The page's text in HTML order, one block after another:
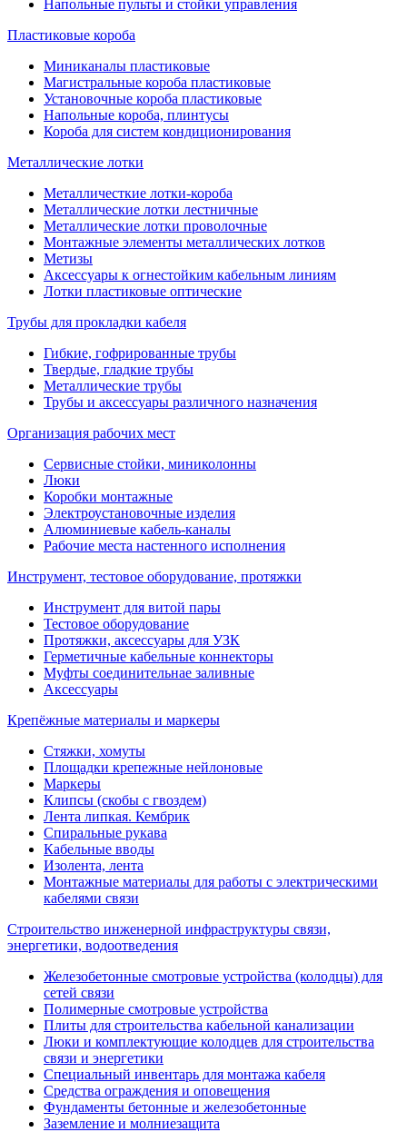
Напольные пульты и стойки управления
Пластиковые короба
Миниканалы пластиковые
Магистральные короба пластиковые
Установочные короба пластиковые
Напольные короба, плинтусы
Короба для систем кондиционирования
Металлические лотки
Металличесткие лотки-короба
Металлические лотки лестничные
Металлические лотки проволочные
Монтажные элементы металлических лотков
Метизы
Аксессуары к огнестойким кабельным линиям
Лотки пластиковые оптические
Трубы для прокладки кабеля
Гибкие, гофрированные трубы
Твердые, гладкие трубы
Металлические трубы
Трубы и аксессуары различного назначения
Организация рабочих мест
Сервисные стойки, миниколонны
Люки
Коробки монтажные
Электроустановочные изделия
Алюминиевые кабель-каналы
Рабочие места настенного исполнения
Инструмент, тестовое оборудование, протяжки
Инструмент для витой пары
Тестовое оборудование
Протяжки, аксессуары для УЗК
Герметичные кабельные коннекторы
Муфты соединительнае заливные
Аксессуары
Крепёжные материалы и маркеры
Стяжки, хомуты
Площадки крепежные нейлоновые
Маркеры
Клипсы (скобы с гвоздем)
Лента липкая. Кембрик
Спиральные рукава
Кабельные вводы
Изолента, лента
Монтажные материалы для работы с электрическими
кабелями связи
Строительство инженерной инфраструктуры связи,
энергетики, водоотведения
Железобетонные смотровые устройства (колодцы) для
сетей связи
Полимерные смотровые устройства
Плиты для строительства кабельной канализации
Люки и комплектующие колодцев для строительства
связи и энергетики
Специальный инвентарь для монтажа кабеля
Средства ограждения и оповещения
Фундаменты бетонные и железобетонные
Заземление и молниезащита